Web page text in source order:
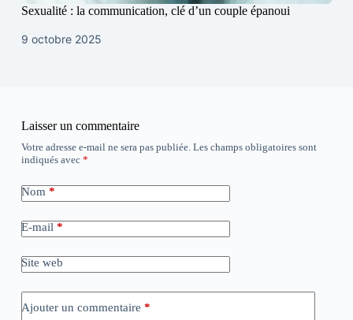
Sexualité : la communication, clé d’un couple épanoui
9 octobre 2025
Laisser un commentaire
Votre adresse e-mail ne sera pas publiée. Les champs obligatoires sont
indiqués avec *
Nom *
E-mail *
Site web
Ajouter un commentaire *